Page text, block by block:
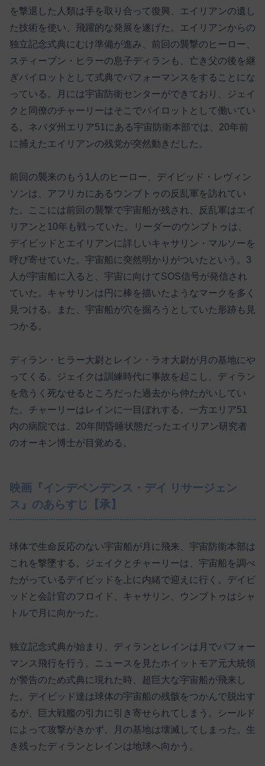
を撃退した人類は手を取り合って復興、エイリアンの遺し
た技術を使い、飛躍的な発展を遂げた。エイリアンからの
独立記念式典にむけ準備が進み、前回の襲撃のヒーロー、
スティーブン・ヒラーの息子ディランも、亡き父の後を継
ぎパイロットとして式典でパフォーマンスをすることにな
っている。月には宇宙防衛センターができており、ジェイ
クと同僚のチャーリーはそこでパイロットとして働いてい
る。ネバダ州エリア51にある宇宙防衛本部では、20年前
に捕えたエイリアンの残党が突然動きだした。
前回の襲来のもう1人のヒーロー、デイビッド・レヴィン
ソンは、アフリカにあるウンブトゥの反乱軍を訪れてい
た。ここには前回の襲撃で宇宙船が残され、反乱軍はエイ
リアンと10年も戦っていた。リーダーのウンブトゥは、
デイビッドとエイリアンに詳しいキャサリン・マルソーを
呼び寄せていた。宇宙船に突然明かりがついたという。3
人が宇宙船に入ると、宇宙に向けてSOS信号が発信され
ていた。キャサリンは円に棒を描いたようなマークを多く
見つける。また、宇宙船が穴を掘ろうとしていた形跡も見
つかる。
ディラン・ヒラー大尉とレイン・ラオ大尉が月の基地にや
ってくる。ジェイクは訓練時代に事故を起こし、ディラン
を危うく死なせるところだった過去から仲たがいしてい
た。チャーリーはレインに一目ぼれする。一方エリア51
内の病院では、20年間昏睡状態だったエイリアン研究者
のオーキン博士が目覚める。
映画『インデペンデンス・デイ リサージェン
ス』のあらすじ【承】
球体で生命反応のない宇宙船が月に飛来、宇宙防衛本部は
これを撃墜する。ジェイクとチャーリーは、宇宙船を調べ
たがっているデイビッドを上に内緒で迎えに行く。デイビ
ッドと会計官のフロイド、キャサリン、ウンブトゥはシャ
トルで月に向かった。
独立記念式典が始まり、ディランとレインは月でパフォー
マンス飛行を行う。ニュースを見たホイットモア元大統領
が警告のため式典に現れた時、超巨大な宇宙船が飛来し
た。デイビッド達は球体の宇宙船の残骸をつかんで脱出す
るが、巨大戦艦の引力に引き寄せられてしまう。シールド
によって攻撃がきかず、月の基地は壊滅してしまった。生
き残ったディランとレインは地球へ向かう。